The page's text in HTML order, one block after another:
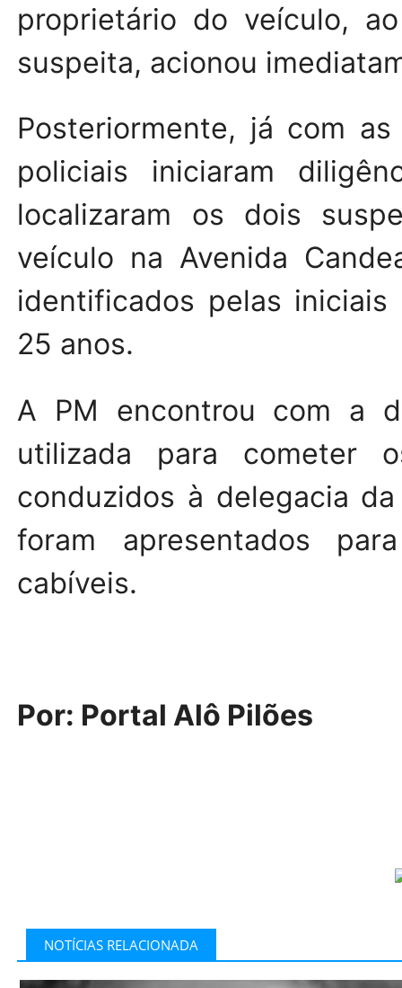
proprietário do veículo,
suspeita, acionou
Posteriormente, já com
policiais iniciaram
localizaram os dois
veículo na Avenida
identificados pelas iniciais
25 anos.
A PM encontrou com a
utilizada para cometer
conduzidos à delegacia
foram apresentados
cabíveis.
Por: Portal Alô Pilões
NOTÍCIAS RELACIONADA